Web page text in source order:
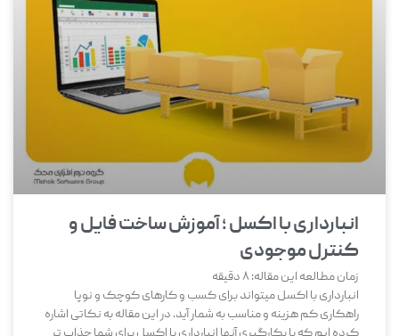
انبارداری با اکسل ؛ آموزش ساخت فایل و
کنترل موجودی
زمان مطالعه این مقاله:8دقیقه
انبارداری با اکسل میتواند برای کسب و کارهای کوچک و نوپا
راهکاری کم هزینه و مناسب به شمار آید. در این مقاله به نکاتی اشاره